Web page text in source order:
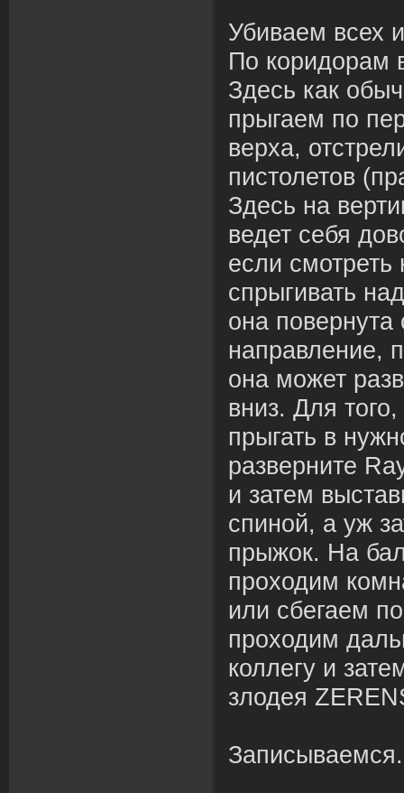
Убиваем всех
По коридорам
Здесь как
прыгаем по
верха,
пистолетов
Здесь на
ведет себя
если смотреть
спрыгивать
она
направление,
она может
вниз. Для
прыгать в
разверните
и затем
спиной, а уж
прыжок. На
проходим
или сбегаем
проходим
коллегу и
злодея